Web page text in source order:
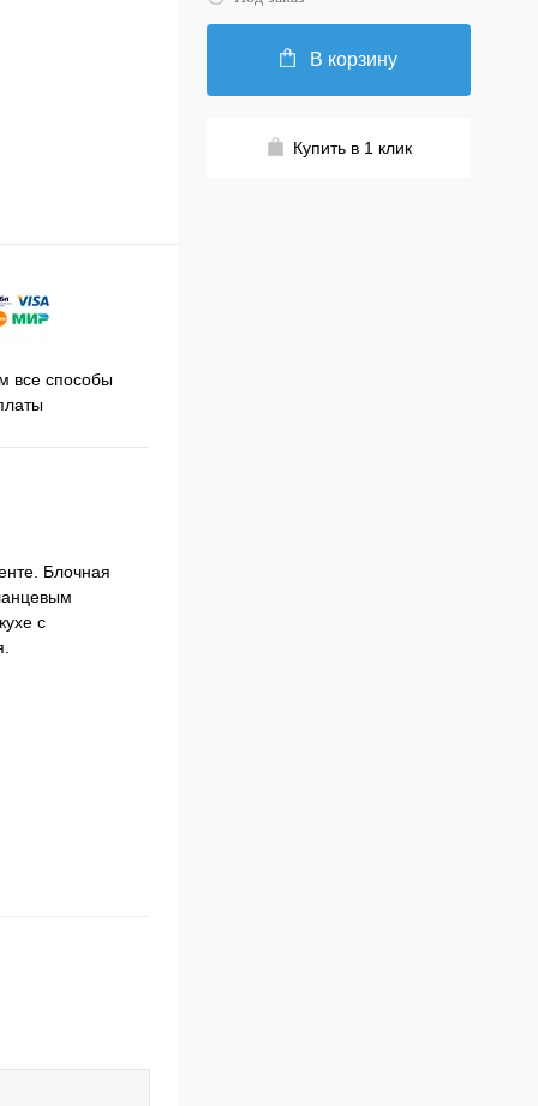
все способы
Блочная
с
В корзину
Купить в 1 клик